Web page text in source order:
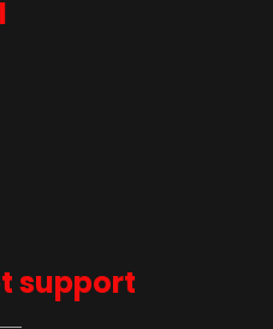
support